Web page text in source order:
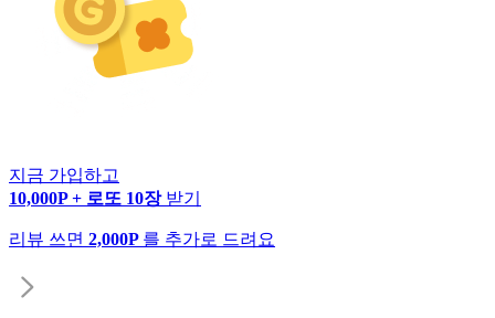
지금 가입하고
10,000P + 로또 10장 받기
리뷰 쓰면 2,000P 를 추가로 드려요